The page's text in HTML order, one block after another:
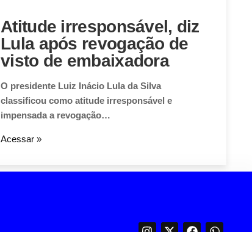
Atitude irresponsável, diz
Lula após revogação de
visto de embaixadora
O presidente Luiz Inácio Lula da Silva
classificou como atitude irresponsável e
impensada a revogação…
Acessar »